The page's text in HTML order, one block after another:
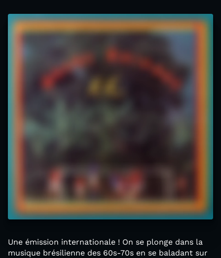
Une émission internationale ! On se plonge dans la
musique brésilienne des 60s-70s en se baladant sur